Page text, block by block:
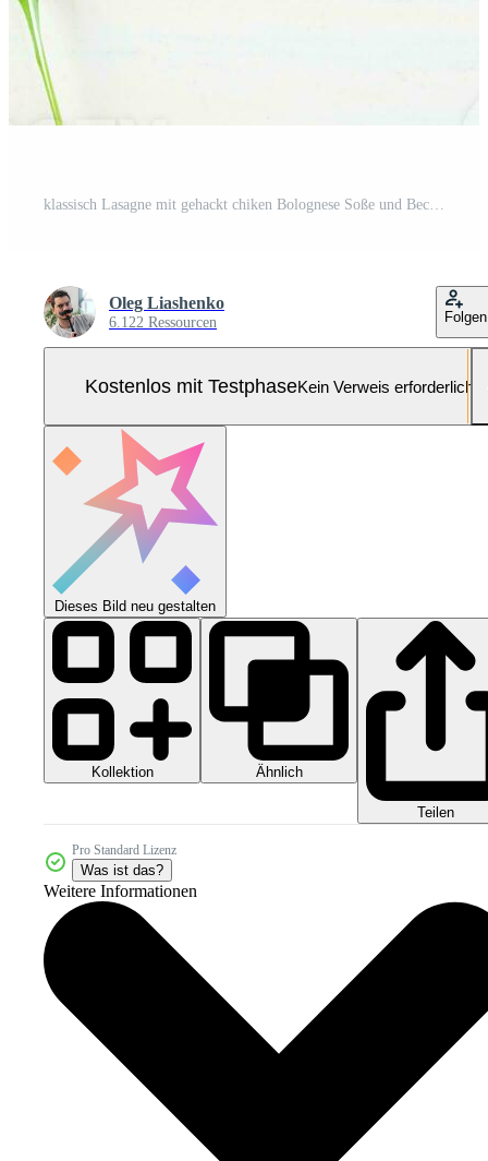
klassisch Lasagne mit gehackt chiken Bolognese Soße und Bechamel Soße. oben Aussicht Pro Foto
Oleg Liashenko
6.122 Ressourcen Folgen
Kostenlos mit TestphaseKein Verweis erforderlich
Dieses Bild neu gestalten
Kollektion Ähnlich
Teilen
Pro Standard Lizenz
Was ist das?
Weitere Informationen